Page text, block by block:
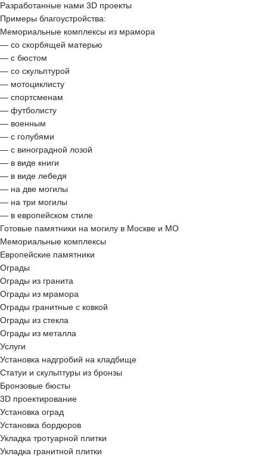
Разработанные нами 3D проекты
Примеры благоустройства:
Мемориальные комплексы из мрамора
— со скорбящей матерью
— с бюстом
— со скульптурой
— мотоциклисту
— спортсменам
— футболисту
— военным
— с голубями
— с виноградной лозой
— в виде книги
— в виде лебедя
— на две могилы
— на три могилы
— в европейском стиле
Готовые памятники на могилу в Москве и МО
Мемориальные комплексы
Европейские памятники
Ограды
Ограды из гранита
Ограды из мрамора
Ограды гранитные с ковкой
Ограды из стекла
Ограды из металла
Услуги
Установка надгробий на кладбище
Статуи и скульптуры из бронзы
Бронзовые бюсты
3D проектирование
Установка оград
Установка бордюров
Укладка тротуарной плитки
Укладка гранитной плитки